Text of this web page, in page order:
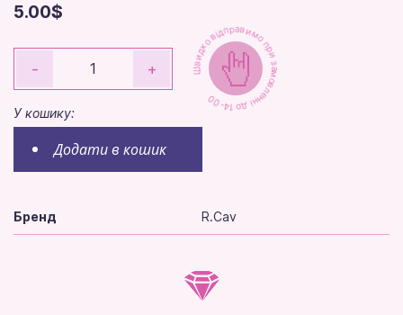
5.00$
- +
У кошику:
Додати в кошик
Швидко відправимо при замовленні до 14-00
Бренд R.Cav